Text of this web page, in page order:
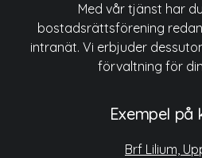
Med vår tjänst har
bostadsrättsförening
intranät. Vi erbjuder
förvaltning för
Exempel på
Brf Lilium,